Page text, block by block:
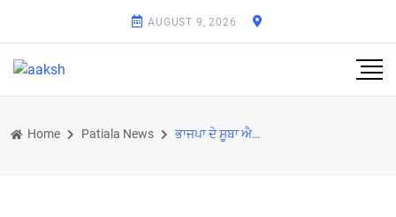
AUGUST 9, 2026
Home Patiala News ਭਾਜਪਾ ਦੇ ਸੂਬਾ ਐਗਜੈਕਟਿਵ ਮੈਂਬਰ ਪ੍ਰੋ. ਸੁਮੇਰ ਸਿੰਘ ਸੀੜ੍ਹਾ ਸਾਥੀਆਂ ਸਮੇਤ ਸੁਖਬੀਰ ਬਾਦਲ ਦੀ ਅਗਵਾਈ ਹੇਠ ਅਕਾਲੀ ਦਲ ਵ